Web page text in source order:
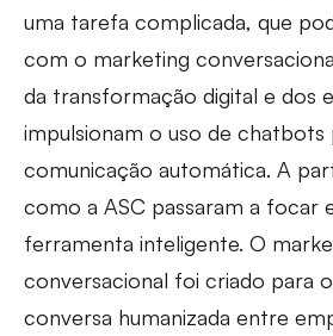
uma tarefa complicada, que
com o marketing
da transformação digital e dos
impulsionam o uso de chatbots
comunicação automática. A
como a ASC passaram a focar
ferramenta inteligente. O
conversacional foi criado para
conversa humanizada entre